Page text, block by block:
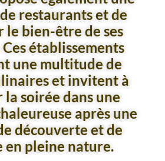
restaurants et de
le bien-être de ses
établissements
une multitude de
et invitent à
soirée dans une
après une
découverte et de
en pleine nature.